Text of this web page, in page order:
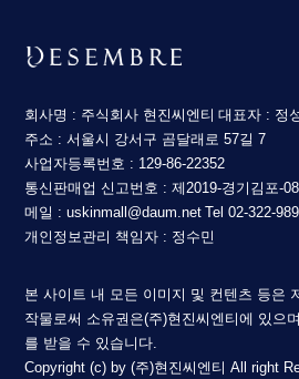
회사명 : 주식회사 현진씨엔티 대표자 : 정
주소 : 서울시 강서구 곰달래로 57길 7
사업자등록번호 : 129-86-22352
통신판매업 신고번호 : 제2019-경기김포-
메일 : uskinmall@daum.net Tel 02-322-
개인정보관리 책임자 : 정수민
본 사이트 내 모든 이미지 및 컨텐츠 등은
작물로써 소유권은(주)현진씨엔티에 있으
를 받을 수 있습니다.
Copyright (c) by (주)현진씨엔티 All right